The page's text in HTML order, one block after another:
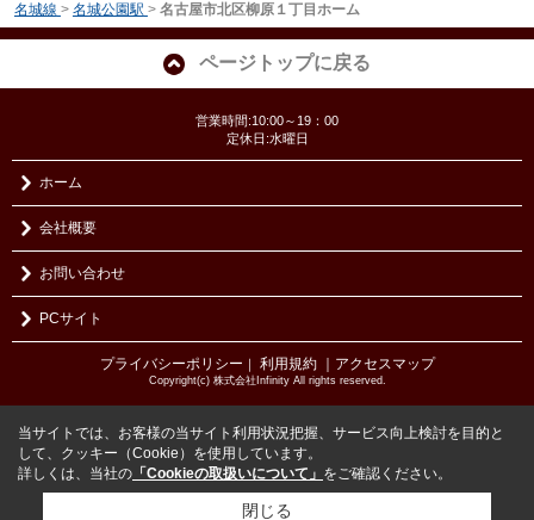
名城線 > 名城公園駅 > 名古屋市北区柳原１丁目ホーム
ページトップに戻る
営業時間:10:00～19：00
定休日:水曜日
ホーム
会社概要
お問い合わせ
PCサイト
プライバシーポリシー 利用規約 ｜アクセスマップ
Copyright(c) 株式会社Infinity All rights reserved.
当サイトでは、お客様の当サイト利用状況把握、サービス向上検討を目的と
して、クッキー（Cookie）を使用しています。
詳しくは、当社の 「Cookieの取扱いについて」 をご確認ください。
閉じる